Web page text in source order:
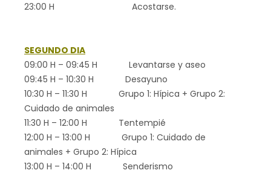
23:00 H Acostarse.
SEGUNDO DIA
09:00 H – 09:45 H Levantarse y aseo
09:45 H – 10:30 H Desayuno
10:30 H – 11:30 H Grupo 1: Hípica + Grupo 2:
Cuidado de animales
11:30 H – 12:00 H Tentempié
12:00 H – 13:00 H Grupo 1: Cuidado de
animales + Grupo 2: Hípica
13:00 H – 14:00 H Senderismo